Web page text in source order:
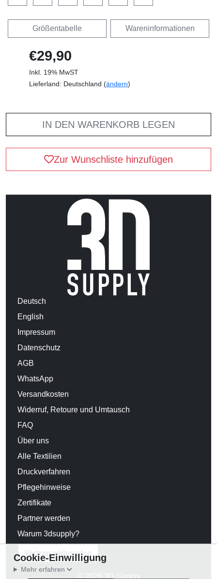
Größentabelle Wareninformationen
€29,90
Inkl. 19% MwST
Lieferland: Deutschland (ändern)
IN DEN WARENKORB LEGEN
Zur Wunschliste hinzufügen
Deutsch
English
Impressum
Datenschutz
AGB
WhatsApp
Versandkosten
Widerruf, Retoure und Umtausch
FAQ
Über uns
Alle Textilien
Druckverfahren
Pflegehinweise
Zertifikate
Partner werden
Warum 3dsupply?
Vertrag widerrufen
© 2026 3D Supply
Cookie-Einwilligung
Mehr erfahren